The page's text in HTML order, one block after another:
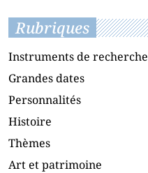
Rubriques
Instruments de recherche
Grandes dates
Personnalités
Histoire
Thèmes
Art et patrimoine